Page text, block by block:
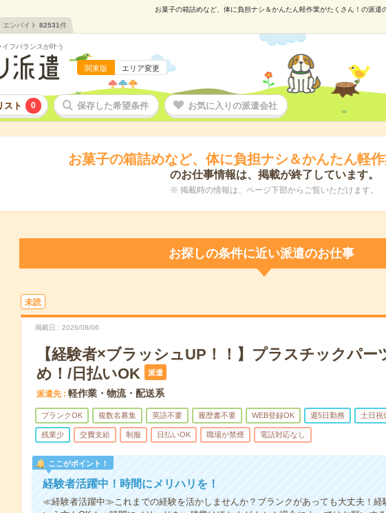
お菓子の箱詰めなど、体に負担ナシ＆かんたん軽作業がたくさん！の派
エンバイト 82531件
フバランスが叶う
関東版 エリア変更
スト 0 保存した希望条件 お気に入りの派遣会社
お菓子の箱詰めなど、体に負担ナシ＆かんたん軽作
のお仕事情報は、掲載が終了しています。
※ 掲載時の情報は、ページ下部からご覧いただけます。
お探しの条件に近い派遣のお仕事
未読
掲載日 2026/08/06
【経験者×ブラッシュUP！！】プラスチックパー
め！/日払いOK
派遣
派遣先 軽作業・物流・配送系
ブランクOK 複数名募集 英語不要 履歴書不要 WEB登録OK 週5日勤務 土日祝
残業少 交費支給 制服 日払いOK 職場が禁煙 電話対応なし
ここがポイント！
経験者活躍中！時間にメリハリを！
≪経験者活躍中≫これまでの経験を活かしませんか？ブランクがあっても大丈夫！